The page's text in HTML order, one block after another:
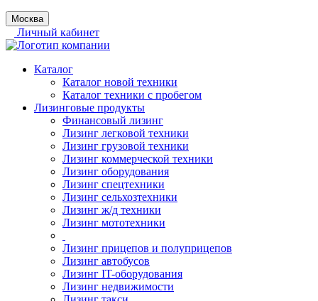
Москва
Личный кабинет
Каталог
Каталог новой техники
Каталог техники с пробегом
Лизинговые продукты
Финансовый лизинг
Лизинг легковой техники
Лизинг грузовой техники
Лизинг коммерческой техники
Лизинг оборудования
Лизинг спецтехники
Лизинг сельхозтехники
Лизинг ж/д техники
Лизинг мототехники
Лизинг прицепов и полуприцепов
Лизинг автобусов
Лизинг IT-оборудования
Лизинг недвижимости